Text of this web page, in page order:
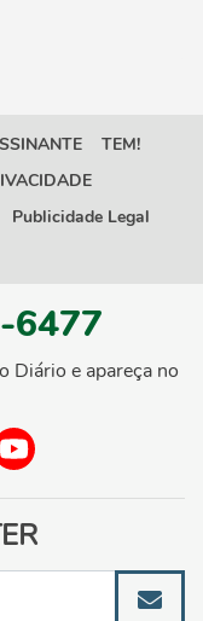
TEM!
Publicidade Legal
6477
Diário e apareça no